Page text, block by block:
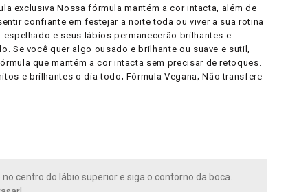
exclusiva Nossa fórmula mantém a cor intacta, além de
confiante em festejar a noite toda ou viver a sua rotina
e seus lábios permanecerão brilhantes e
Se você quer algo ousado e brilhante ou suave e sutil,
que mantém a cor intacta sem precisar de retoques.
e brilhantes o dia todo; Fórmula Vegana; Não transfere
centro do lábio superior e siga o contorno da boca.